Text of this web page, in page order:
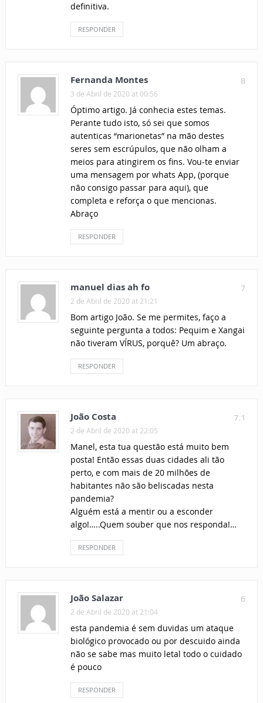
definitiva.
RESPONDER
8
Fernanda Montes
3 de Abril de 2020 at 00:56
Óptimo artigo. Já conhecia estes temas.
Perante tudo isto, só sei que somos
autenticas “marionetas” na mão destes
seres sem escrúpulos, que não olham a
meios para atingirem os fins. Vou-te enviar
uma mensagem por whats App, (porque
não consigo passar para aqui), que
completa e reforça o que mencionas.
Abraço
RESPONDER
7
manuel dias ah fo
2 de Abril de 2020 at 21:21
Bom artigo João. Se me permites, faço a
seguinte pergunta a todos: Pequim e Xangai
não tiveram VÍRUS, porquê? Um abraço.
RESPONDER
7.1
João Costa
2 de Abril de 2020 at 22:05
Manel, esta tua questão está muito bem
posta! Então essas duas cidades ali tão
perto, e com mais de 20 milhões de
habitantes não são beliscadas nesta
pandemia?
Alguém está a mentir ou a esconder
algo!…..Quem souber que nos responda!…
RESPONDER
6
João Salazar
2 de Abril de 2020 at 21:04
esta pandemia é sem duvidas um ataque
biológico provocado ou por descuido ainda
não se sabe mas muito letal todo o cuidado
é pouco
RESPONDER